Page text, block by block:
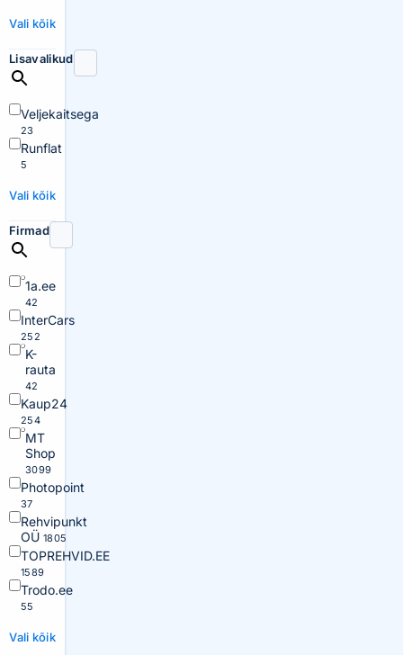
Vali kõik
Lisavalikud
Veljekaitsega
23
Runflat
5
Vali kõik
Firmad
1a.ee
42
InterCars
252
K-
rauta
42
Kaup24
254
MT
Shop
3099
Photopoint
37
Rehvipunkt
OÜ 1805
TOPREHVID.EE
1589
Trodo.ee
55
Vali kõik